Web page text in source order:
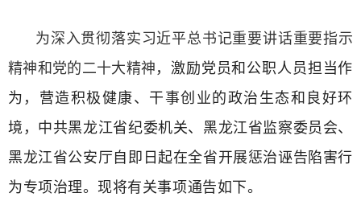
为深入贯彻落实习近平总书记重要讲话重要指示
精神和党的二十大精神，激励党员和公职人员担当作
为，营造积极健康、干事创业的政治生态和良好环
境，中共黑龙江省纪委机关、黑龙江省监察委员会、
黑龙江省公安厅自即日起在全省开展惩治诬告陷害行
为专项治理。现将有关事项通告如下。